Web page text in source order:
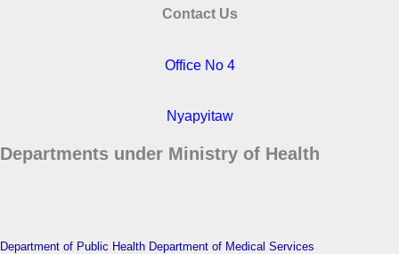
Contact Us
Office No 4
Nyapyitaw
Departments under Ministry of Health
Department of Public Health Department of Medical Services